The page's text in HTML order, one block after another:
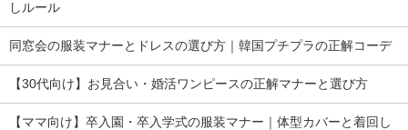
しルール
同窓会の服装マナーとドレスの選び方｜韓国プチプラの正解コーデ
【30代向け】お見合い・婚活ワンピースの正解マナーと選び方
【ママ向け】卒入園・卒入学式の服装マナー｜体型カバーと着回し